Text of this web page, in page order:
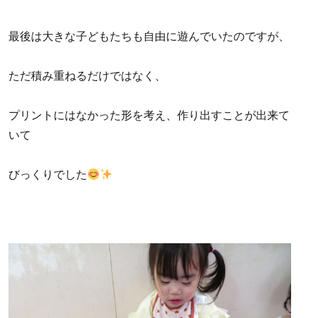
最後は大きな子どもたちも自由に遊んでいたのですが、
ただ積み重ねるだけではなく、
プリントにはなかった形を考え、作り出すことが出来て
いて
びっくりでした